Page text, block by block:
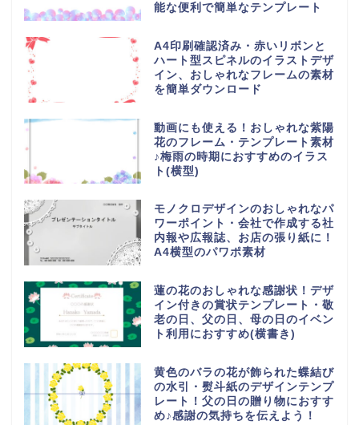
能な便利で簡単なテンプレート
A4印刷確認済み・赤いリボンと
ハート型スピネルのイラストデザ
イン、おしゃれなフレームの素材
を簡単ダウンロード
動画にも使える！おしゃれな紫陽
花のフレーム・テンプレート素材
♪梅雨の時期におすすめのイラス
ト(横型)
モノクロデザインのおしゃれなパ
ワーポイント・会社で作成する社
内報や広報誌、お店の張り紙に！
A4横型のパワポ素材
蓮の花のおしゃれな感謝状！デザ
イン付きの賞状テンプレート・敬
老の日、父の日、母の日のイベン
ト利用におすすめ(横書き)
黄色のバラの花が飾られた蝶結び
の水引・熨斗紙のデザインテンプ
レート！父の日の贈り物におすす
め♪感謝の気持ちを伝えよう！